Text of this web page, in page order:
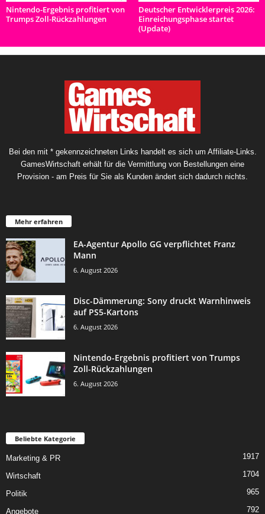
Nintendo-Ergebnis profitiert von
Trumps Zoll-Rückzahlungen
Deutscher Entwicklerpreis 2026:
Einreichungsphase startet
(Update)
Bei den mit * gekennzeichneten Links handelt es sich um Affiliate-Links.
GamesWirtschaft erhält für die Vermittlung von Bestellungen eine
Provision - am Preis für Sie als Kunden ändert sich dadurch nichts.
Mehr erfahren
EA-Agentur Apollo GG verpflichtet Franz
Mann
6. August 2026
Disc-Dämmerung: Sony druckt Warnhinweis
auf PS5-Kartons
6. August 2026
Nintendo-Ergebnis profitiert von Trumps
Zoll-Rückzahlungen
6. August 2026
Beliebte Kategorie
Marketing & PR 1917
Wirtschaft 1704
Politik 965
Angebote 792